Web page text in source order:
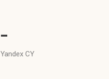
-
Yandex CY